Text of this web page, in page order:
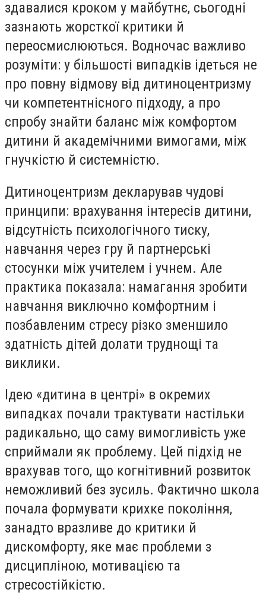
здавалися кроком у майбутнє, сьогодні
зазнають жорсткої критики й
переосмислюються. Водночас важливо
розуміти: у більшості випадків ідеться не
про повну відмову від дитиноцентризму
чи компетентнісного підходу, а про
спробу знайти баланс між комфортом
дитини й академічними вимогами, між
гнучкістю й системністю.
Дитиноцентризм декларував чудові
принципи: врахування інтересів дитини,
відсутність психологічного тиску,
навчання через гру й партнерські
стосунки між учителем і учнем. Але
практика показала: намагання зробити
навчання виключно комфортним і
позбавленим стресу різко зменшило
здатність дітей долати труднощі та
виклики.
Ідею «дитина в центрі» в окремих
випадках почали трактувати настільки
радикально, що саму вимогливість уже
сприймали як проблему. Цей підхід не
врахував того, що когнітивний розвиток
неможливий без зусиль. Фактично школа
почала формувати крихке покоління,
занадто вразливе до критики й
дискомфорту, яке має проблеми з
дисципліною, мотивацією та
стресостійкістю.